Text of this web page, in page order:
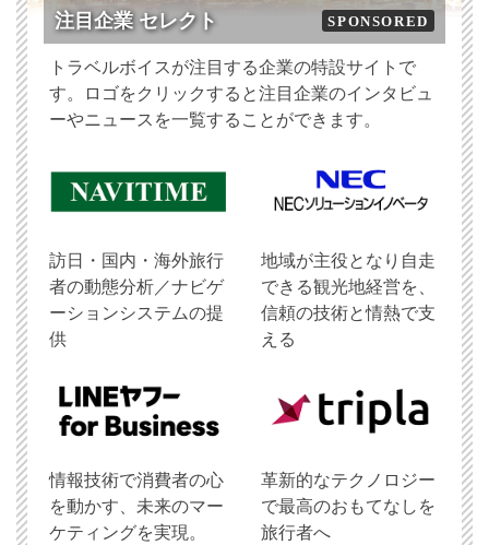
注目企業 セレクト SPONSORED
トラベルボイスが注目する企業の特設サイトで
す。ロゴをクリックすると注目企業のインタビュ
ーやニュースを一覧することができます。
訪日・国内・海外旅行
者の動態分析／ナビゲ
ーションシステムの提
供
地域が主役となり自走
できる観光地経営を、
信頼の技術と情熱で支
える
情報技術で消費者の心
を動かす、未来のマー
ケティングを実現。
革新的なテクノロジー
で最高のおもてなしを
旅行者へ